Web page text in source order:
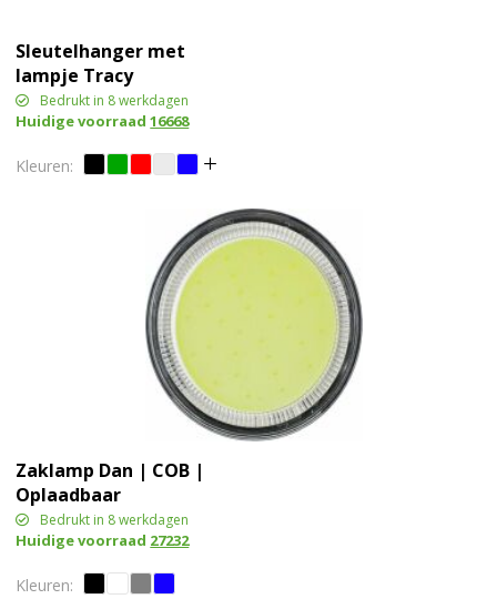
Sleutelhanger met
lampje Tracy
Bedrukt in 8 werkdagen
Huidige voorraad16668
Zaklamp Dan | COB |
Oplaadbaar
Bedrukt in 8 werkdagen
Huidige voorraad 27232